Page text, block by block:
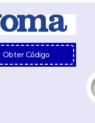
Obter Código